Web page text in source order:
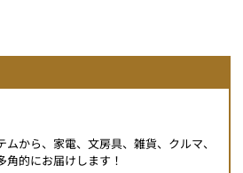
から、家電、文房具、雑貨、クルマ、
的にお届けします！